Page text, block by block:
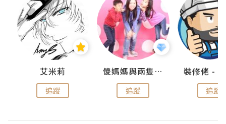
艾米莉
追蹤
儍媽媽與兩隻小魔怪之家
追蹤 追蹤